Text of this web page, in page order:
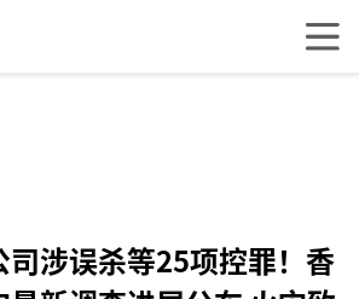
司涉误杀等25项控罪！香